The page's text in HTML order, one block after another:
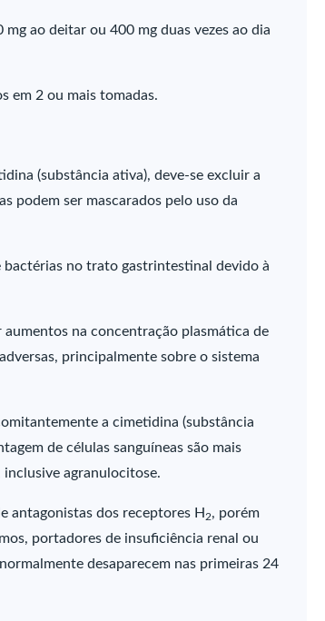
ao deitar ou 400 mg duas vezes ao dia
em 2 ou mais tomadas.
(substância ativa), deve-se excluir a
podem ser mascarados pelo uso da
no trato gastrintestinal devido à
na concentração plasmática de
principalmente sobre o sistema
a cimetidina (substância
de células sanguíneas são mais
agranulocitose.
antagonistas dos receptores H 2, porém
portadores de insuficiência renal ou
desaparecem nas primeiras 24